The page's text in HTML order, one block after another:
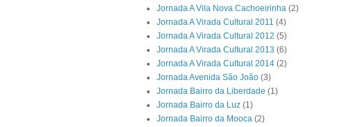
Jornada A Vila Nova Cachoeirinha (2)
Jornada A Virada Cultural 2011 (4)
Jornada A Virada Cultural 2012 (5)
Jornada A Virada Cultural 2013 (6)
Jornada A Virada Cultural 2014 (2)
Jornada Avenida São João (3)
Jornada Bairro da Liberdade (1)
Jornada Bairro da Luz (1)
Jornada Bairro da Mooca (2)